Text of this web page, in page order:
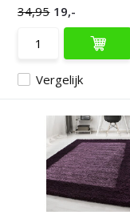
Vergelijk
34,95 19,-